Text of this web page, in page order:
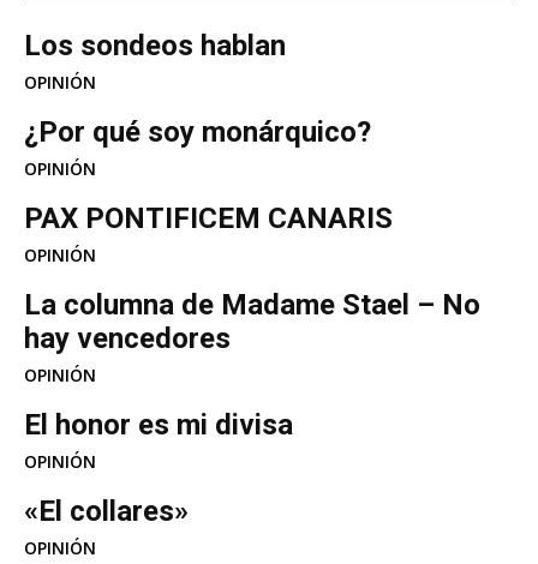
Los sondeos hablan
OPINIÓN
¿Por qué soy monárquico?
OPINIÓN
PAX PONTIFICEM CANARIS
OPINIÓN
La columna de Madame Stael – No
hay vencedores
OPINIÓN
El honor es mi divisa
OPINIÓN
«El collares»
OPINIÓN